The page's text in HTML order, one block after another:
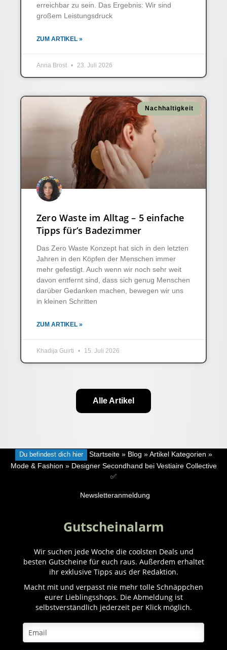
erreichbar zu sein. Das Ergebnis: Wir sind
großem Leistungsdruck
ZUM ARTIKEL »
Anna Brost 23. Juli 2026
Nachhaltigkeit
Zero Waste im Alltag – 5 einfache
Tipps für’s Badezimmer
Das Zero Waste Konzept hat sich in den letzten
Jahren in den Köpfen der Menschen immer
mehr gefestigt. Auch wenn wir noch sehr weit
davon entfernt sind, dass sich genug Menschen
darüber Gedanken machen, bewegen wir uns
in kleinen Schritten
ZUM ARTIKEL »
Khadija Guirti 15. Juli 2026
Alle Artikel
Du befindest dich hier Startseite» Blog » Artikel Kategorien »
Mode & Fashion » Designer Secondhand bei Vestiaire Collective
✅
Newsletteranmeldung
Gutscheinalarm
Wir suchen jede Woche die coolsten Deals und
besten Gutscheine für euch raus. Außerdem erhaltet
ihr exklusive Tipps aus der Redaktion.
Macht mit und verpasst nie mehr tolle Schnäppchen
eurer Lieblingsshops. Die Abmeldung ist
selbstverständlich jederzeit per Klick möglich.